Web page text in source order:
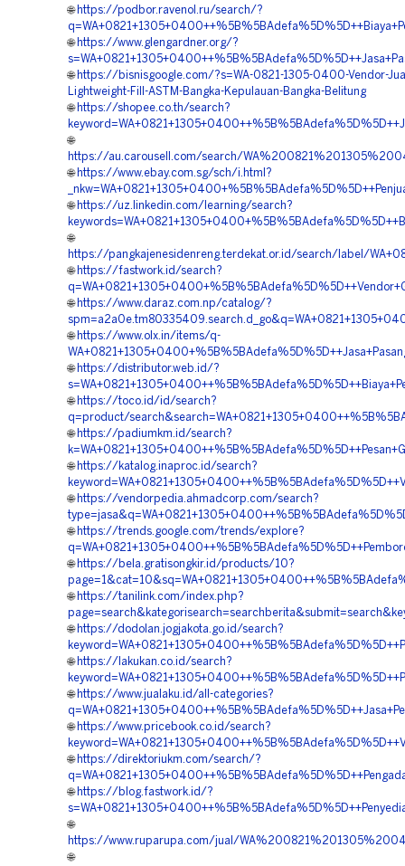
🌐 https://podbor.ravenol.ru/search/?
🌐 https://www.glengardner.org/?
🌐 https://bisnisgoogle.com/?s=WA-0821-1305-0400-Vendor-
Lightweight-Fill-ASTM-Bangka-Kepulauan-Bangka-Belitung
🌐 https://shopee.co.th/search?
🌐
https://au.carousell.com/search/
🌐 https://www.ebay.com.sg/sch/i.html?
🌐 https://uz.linkedin.com/learning/search?
🌐
https://pangkajenesidenreng.terdekat.or.id/search/label/
🌐 https://fastwork.id/search?
🌐 https://www.daraz.com.np/catalog/?
🌐 https://www.olx.in/items/q-
🌐 https://distributor.web.id/?
🌐 https://toco.id/id/search?
q=product/
🌐 https://padiumkm.id/search?
🌐 https://katalog.inaproc.id/search?
🌐 https://vendorpedia.ahmadcorp.com/search?
🌐 https://trends.google.com/trends/explore?
🌐 https://bela.gratisongkir.id/products/10?
🌐 https://tanilink.com/index.php?
🌐 https://dodolan.jogjakota.go.id/search?
🌐 https://lakukan.co.id/search?
🌐 https://www.jualaku.id/all-categories?
🌐 https://www.pricebook.co.id/search?
🌐 https://direktoriukm.com/search/?
🌐 https://blog.fastwork.id/?
🌐
https://www.ruparupa.com/jual/
🌐